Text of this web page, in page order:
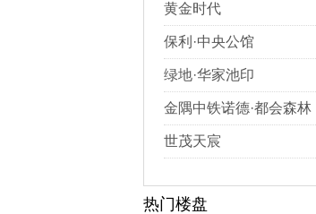
黄金时代
保利·中央公馆
绿地·华家池印
金隅中铁诺德·都会森林
世茂天宸
热门楼盘